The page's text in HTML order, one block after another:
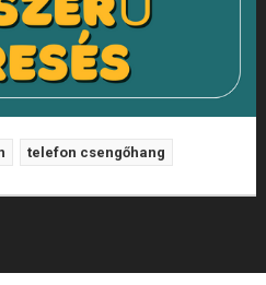
telefon csengőhang